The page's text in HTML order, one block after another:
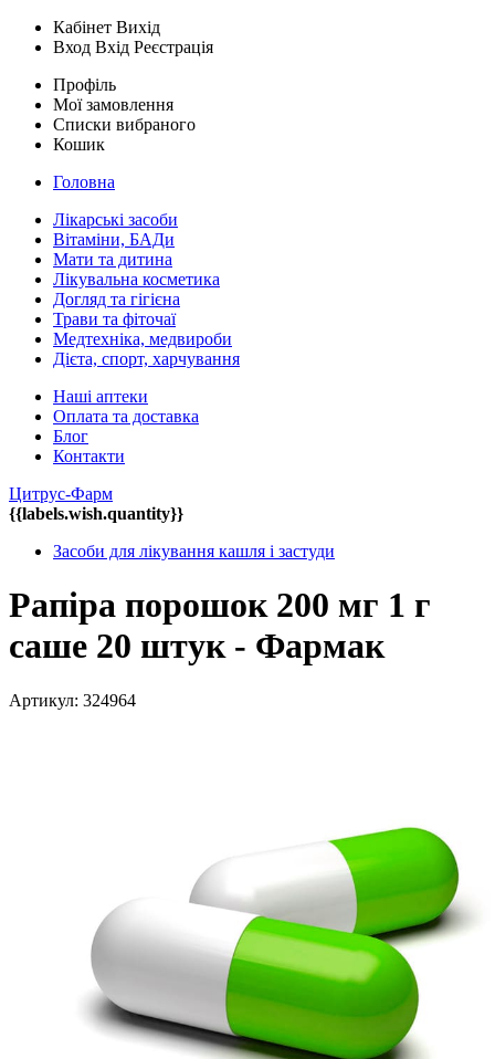
Кабінет Вихід
Вход Вхід Реєстрація
Профіль
Мої замовлення
Списки вибраного
Кошик
Головна
Лікарські засоби
Вітаміни, БАДи
Мати та дитина
Лікувальна косметика
Догляд та гігієна
Трави та фіточаї
Медтехніка, медвироби
Дієта, спорт, харчування
Наші аптеки
Оплата та доставка
Блог
Контакти
Цитрус-Фарм
{{labels.wish.quantity}}
Засоби для лікування кашля і застуди
Рапіра порошок 200 мг 1 г
саше 20 штук - Фармак
Артикул: 324964